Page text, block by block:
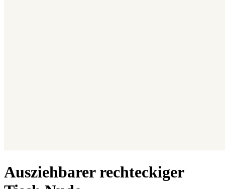
Ausziehbarer rechteckiger